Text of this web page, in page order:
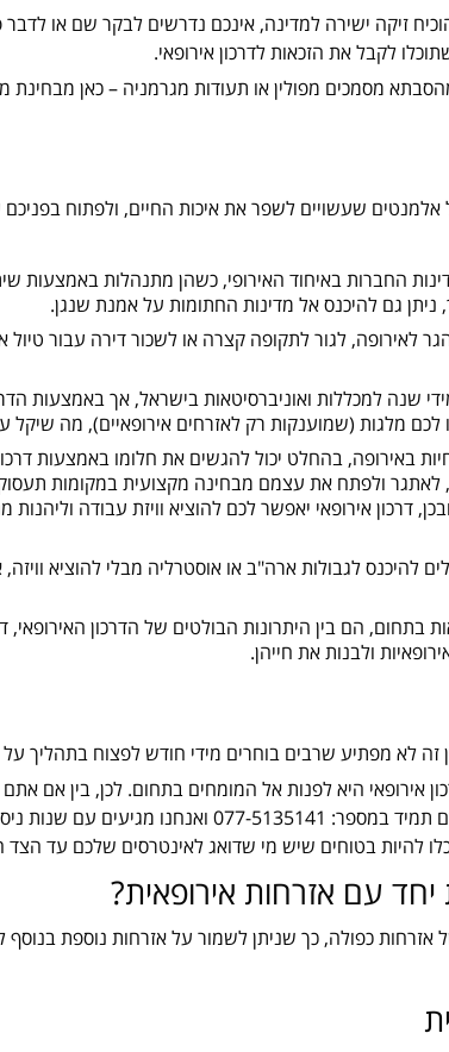
זיקה ישירה למדינה, אינכם נדרשים לבקר שם או
לקבל את הזכאות לדרכון אירופאי.
מסמכים מפולין או תעודות מגרמניה – כאן מבחינת
שעשויים לשפר את איכות החיים, ולפתוח
28 מדינות החברות באיחוד האירופי, כשהן מתנהלות
ניתן גם להיכנס אל מדינות החתומות על אמנת שנגן.
לאירופה, לגור לתקופה קצרה או לשכור דירה עבור
שנה למכללות ואוניברסיטאות בישראל, אך באמצעות
מלגות (שמוענקות רק לאזרחים אירופאיים), מה שיקל
באירופה, בהחלט יכול להגשים את חלומו באמצעות
ולפתח את עצמם מבחינה מקצועית במקומות
דרכון אירופאי יאפשר לכם להוציא וויזת עבודה
להיכנס לגבולות ארה"ב או אוסטרליה מבלי להוציא
בתחום, הם בין היתרונות הבולטים של הדרכון
ולבנות את חייהן.
זה לא מפתיע שרבים בוחרים מידי חודש לפצוח בתהליך
אירופאי היא לפנות אל המומחים בתחום. לכן, בין אם
ניסיון רבות בתחום הזה.
להיות בטוחים שיש מי שדואג לאינטרסים שלכם עד הצד
עם אזרחות אירופאית?
כפולה, כך שניתן לשמור על אזרחות נוספת בנוסף